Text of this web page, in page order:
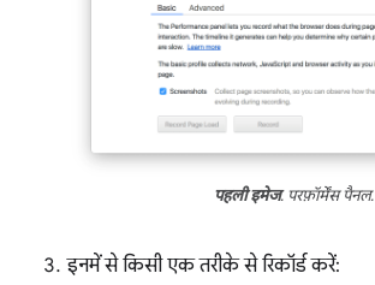
पहली इमेज. परफ़ॉर्मेंस पैनल.
इनमें से किसी एक तरीके से रिकॉर्ड करें: